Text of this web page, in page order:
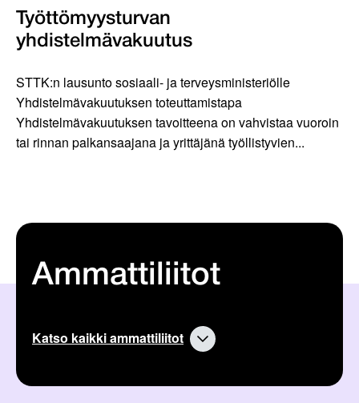
Työttömyysturvan
yhdistelmävakuutus
STTK:n lausunto sosiaali- ja terveysministeriölle
Yhdistelmävakuutuksen toteuttamistapa
Yhdistelmävakuutuksen tavoitteena on vahvistaa vuoroin
tai rinnan palkansaajana ja yrittäjänä työllistyvien...
Ammattiliitot
Katso kaikki ammattiliitot